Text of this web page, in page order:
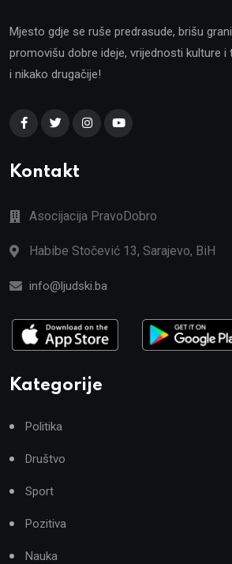
Mjesto gdje se ruše predrasude, brišu
promovišu dobre ideje, vrijednosti kulture i
i nikako drugačije!
Kontakt
Asocijacija PravoDobro
Habibe Stočević 13, Sarajevo, BiH
info@ljudski.ba
Kategorije
Politika
Društvo
Sport
Pozitiva
Nauka